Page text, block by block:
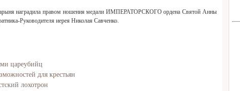
наградила правом ношения медали ИМПЕРАТОРСКОГО ордена Святой Анны
Руководителя иерея Николая Савченко.
цареубийц
для крестьян
лохотрон